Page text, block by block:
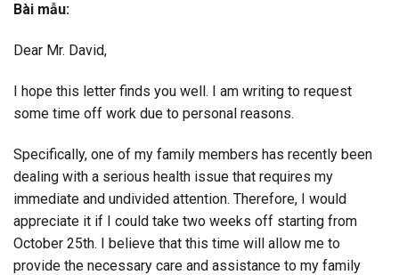
Bài mẫu:
Dear Mr. David,
I hope this letter finds you well. I am writing to request
some time off work due to personal reasons.
Specifically, one of my family members has recently been
dealing with a serious health issue that requires my
immediate and undivided attention. Therefore, I would
appreciate it if I could take two weeks off starting from
October 25th. I believe that this time will allow me to
provide the necessary care and assistance to my family